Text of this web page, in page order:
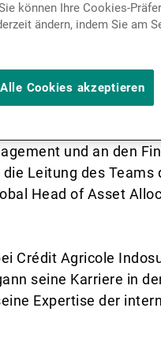
und an den
Leitung des
Head of Asset
Crédit Agricole
seine Karriere in
Expertise der
können Ihre Cookies-
ändern, indem Sie am
Alle Cookies akzeptieren